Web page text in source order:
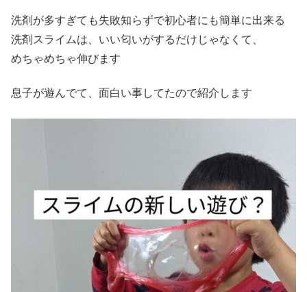
洗剤が多すぎても失敗知らずで初心者にも簡単に出来る
洗剤スライムは、いい匂いがするだけじゃなくて、
めちゃめちゃ伸びます
息子が遊んでて、面白い事してたので紹介します